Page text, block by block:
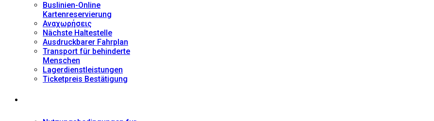
Buslinien-Online
Kartenreservierung
Αναχωρήσεις
Nächste Haltestelle
Αusdruckbarer Fahrplan
Transport für behinderte
Menschen
Lagerdienstleistungen
Ticketpreis Bestätigung